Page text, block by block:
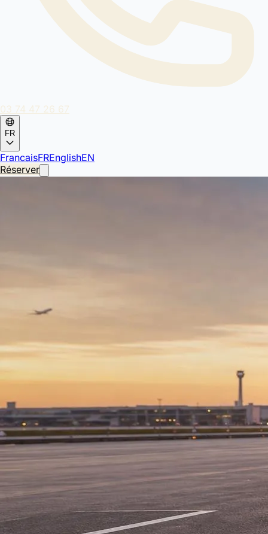
03 74 47 26 67
FR
FrancaisFREnglishEN
Réserver